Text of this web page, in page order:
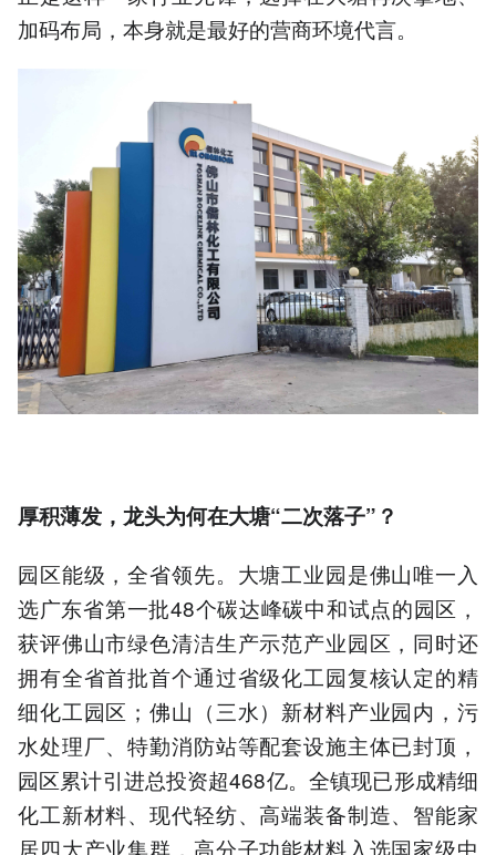
加码布局，本身就是最好的营商环境代言。
厚积薄发，龙头为何在大塘“二次落子”？
园区能级，全省领先。大塘工业园是佛山唯一入
选广东省第一批48个碳达峰碳中和试点的园区，
获评佛山市绿色清洁生产示范产业园区，同时还
拥有全省首批首个通过省级化工园复核认定的精
细化工园区；佛山（三水）新材料产业园内，污
水处理厂、特勤消防站等配套设施主体已封顶，
园区累计引进总投资超468亿。全镇现已形成精细
化工新材料、现代轻纺、高端装备制造、智能家
居四大产业集群，高分子功能材料入选国家级中